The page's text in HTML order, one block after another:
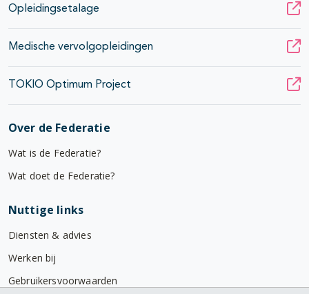
Opleidingsetalage
Medische vervolgopleidingen
TOKIO Optimum Project
Over de Federatie
Wat is de Federatie?
Wat doet de Federatie?
Nuttige links
Diensten & advies
Werken bij
Gebruikersvoorwaarden